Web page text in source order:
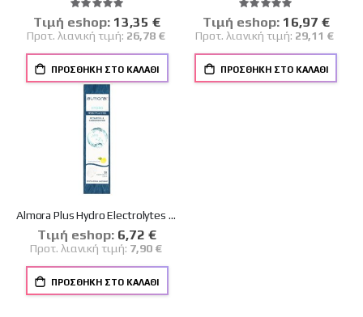
Βαθμολογία:
100%
Tιμή eshop: Ειδική
Τιμή
13,35 €
Προτ. λιανική τιμή: 26,78 €
ΠΡΟΣΘΉΚΗ ΣΤΟ ΚΑΛΆΘΙ
Βαθμολογία:
100%
Tιμή eshop: Ειδική
Τιμή
16,97 €
Προτ. λιανική τιμή: 29,11 €
ΠΡΟΣΘΉΚΗ ΣΤΟ ΚΑΛΆΘΙ
Almora Plus Hydro Electrolytes με Γεύση Λεμόνι 20 Αναβράζοντα Δισκία
Tιμή eshop: Ειδική
Τιμή
6,72 €
Προτ. λιανική τιμή: 7,90 €
ΠΡΟΣΘΉΚΗ ΣΤΟ ΚΑΛΆΘΙ